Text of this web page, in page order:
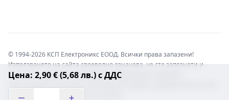
Цена: 2,90 € (5,68 лв.) с ДДС
© 1994-2026 КСП Електроникс ЕООД. Всички права запазени!
Използването на сайта своеволно означава, че сте запознати и
съгласни с правната информация обвързваща софтуера.
отговорност с цялата сила на закона!